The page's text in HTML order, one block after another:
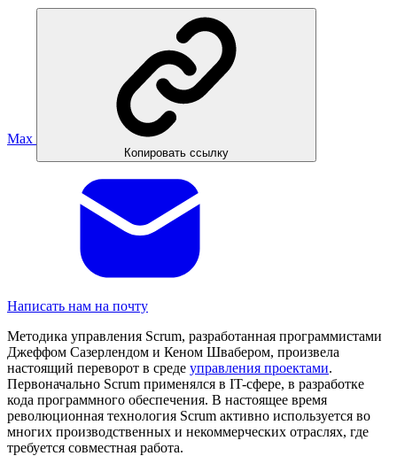
Max
Копировать ссылку
Написать нам на почту
Методика управления Scrum, разработанная программистами
Джеффом Сазерлендом и Кеном Швабером, произвела
настоящий переворот в среде управления проектами.
Первоначально Scrum применялся в IT-сфере, в разработке
кода программного обеспечения. В настоящее время
революционная технология Scrum активно используется во
многих производственных и некоммерческих отраслях, где
требуется совместная работа.